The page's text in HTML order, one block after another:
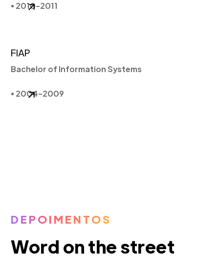
• 2010-2011
FIAP
Bachelor of Information Systems
• 2004-2009
DEPOIMENTOS
Word on the street